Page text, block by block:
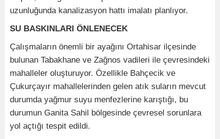
uzunluğunda kanalizasyon hattı imalatı planlıyor.
SU BASKINLARI ÖNLENECEK
Çalışmaların önemli bir ayağını Ortahisar ilçesinde
bulunan Tabakhane ve Zağnos vadileri ile çevresindeki
mahalleler oluşturuyor. Özellikle Bahçecik ve
Çukurçayır mahallelerinden gelen atık suların mevcut
durumda yağmur suyu menfezlerine karıştığı, bu
durumun Ganita Sahil bölgesinde çevresel sorunlara
yol açtığı tespit edildi.